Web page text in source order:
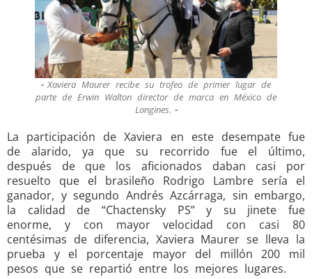
Xaviera Maurer recibe su trofeo de primer lugar de
parte de Erwin Walton director de marca en México de
Longines.
La participación de Xaviera en este desempate fue
de alarido, ya que su recorrido fue el último,
después de que los aficionados daban casi por
resuelto que el brasileño Rodrigo Lambre sería el
ganador, y segundo Andrés Azcárraga, sin embargo,
la calidad de “Chactensky PS” y su jinete fue
enorme, y con mayor velocidad con casi 80
centésimas de diferencia, Xaviera Maurer se lleva la
prueba y el porcentaje mayor del millón 200 mil
pesos que se repartió entre los mejores lugares.